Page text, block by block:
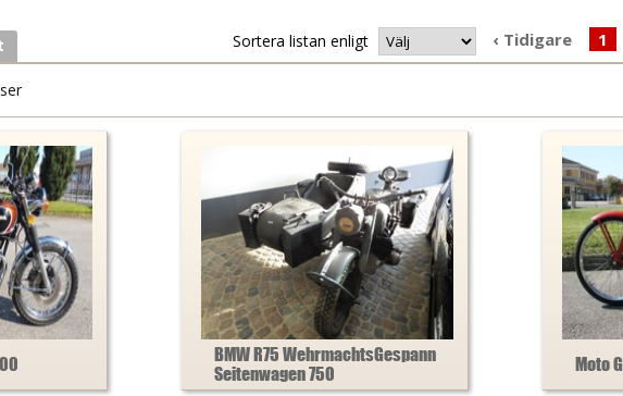
Sortera listan enligt ‹ Tidigare 1
BMW R75 WehrmachtsGespann
Seitenwagen 750
Moto